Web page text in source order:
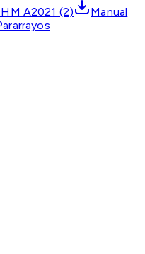
A2021 (2)
Manual